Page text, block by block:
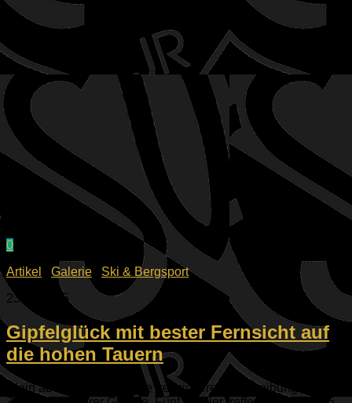
0
Artikel
Galerie
Ski & Bergsport
23.09.2025
Gipfelglück mit bester Fernsicht auf
die hohen Tauern
Klein aber fein. Das ist die treffsichere Beschreibung unseres